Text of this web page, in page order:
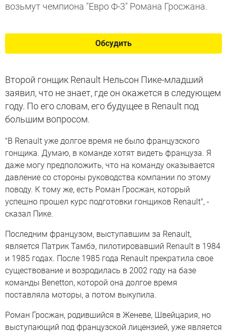
возьмут чемпиона "Евро Ф-3" Романа Гросжана.
Обсудить
Второй гонщик Renault Нельсон Пике-младший
заявил, что не знает, где он окажется в следующем
году. По его словам, его будущее в Renault под
большим вопросом.
"В Renault уже долгое время не было французского
гонщика. Думаю, в команде хотят видеть француза. Я
даже могу предположить, что на команду оказывается
давление со стороны руководства компании по этому
поводу. К тому же, есть Роман Гросжан, который
успешно прошел курс подготовки гонщиков Renault", -
сказал Пике.
Последним французом, выступавшим за Renault,
является Патрик Тамбэ, пилотировавший Renault в 1984
и 1985 годах. После 1985 года Renault прекратила свое
существование и возродилась в 2002 году на базе
команды Benetton, которой она долгое время
поставляла моторы, а потом выкупила.
Роман Гросжан, родившийся в Женеве, Швейцария, но
выступающий под французской лицензией, уже является